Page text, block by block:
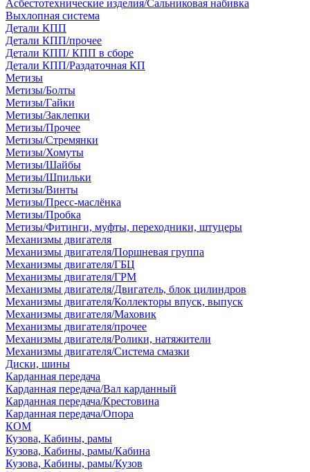
Асбестотехнические изделия/Сальниковая набивка
Выхлопная система
Детали КПП
Детали КПП/прочее
Детали КПП/ КПП в сборе
Детали КПП/Раздаточная КП
Метизы
Метизы/Болты
Метизы/Гайки
Метизы/Заклепки
Метизы/Прочее
Метизы/Стремянки
Метизы/Хомуты
Метизы/Шайбы
Метизы/Шпильки
Метизы/Винты
Метизы/Пресс-маслёнка
Метизы/Пробка
Метизы/Фитинги, муфты, переходники, штуцеры
Механизмы двигателя
Механизмы двигателя/Поршневая группа
Механизмы двигателя/ГБЦ
Механизмы двигателя/ГРМ
Механизмы двигателя/Двигатель, блок цилиндров
Механизмы двигателя/Коллекторы впуск, выпуск
Механизмы двигателя/Маховик
Механизмы двигателя/прочее
Механизмы двигателя/Ролики, натяжители
Механизмы двигателя/Система смазки
Диски, шины
Карданная передача
Карданная передача/Вал карданный
Карданная передача/Крестовина
Карданная передача/Опора
КОМ
Кузова, Кабины, рамы
Кузова, Кабины, рамы/Кабина
Кузова, Кабины, рамы/Кузов